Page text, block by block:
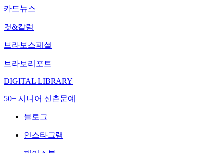
카드뉴스
컷&칼럼
브라보스페셜
브라보리포트
DIGITAL LIBRARY
50+ 시니어 신춘문예
블로그
인스타그램